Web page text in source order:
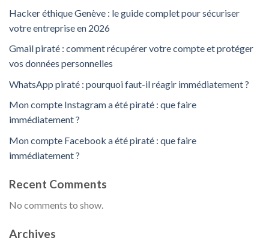
Hacker éthique Genève : le guide complet pour sécuriser
votre entreprise en 2026
Gmail piraté : comment récupérer votre compte et protéger
vos données personnelles
WhatsApp piraté : pourquoi faut-il réagir immédiatement ?
Mon compte Instagram a été piraté : que faire
immédiatement ?
Mon compte Facebook a été piraté : que faire
immédiatement ?
Recent Comments
No comments to show.
Archives